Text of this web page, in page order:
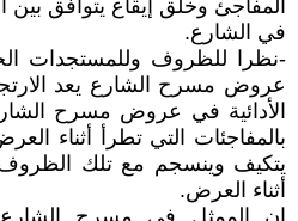
المفاجئ وخلق إيقاع يتوافق
في الشارع.
-نظرا للظروف وللمستجدات
الأدائية في عروض مسرح
بالمفاجئات التي تطرأ أثناء
يتكيف وينسجم مع تلك
أثناء العرض.